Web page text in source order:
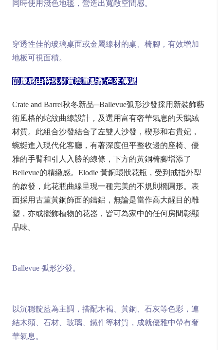
同時使用淺色地毯，營造出寬敞空間感。
穿透性佳的玻璃桌面或金屬線材的桌、椅腳，有效增加
地板可視面積。
節慶感由特殊材質與重點配色來傳遞
Crate and Barrel秋冬新品─Ballevue弧形沙發採用新裝飾藝
術風格的蛇紋曲線設計，及選用富有奢華氣息的天鵝絨
材質。此組合沙發結合了左雙人沙發，楔形和右貴妃，
蜿蜒進入現代化客廳，有著深度但平整收邊的座椅、優
雅的手臂和引人入勝的線條，下方的黃銅椅腳增添了
Bellevue的精緻感。Elodie 黃銅環狀花瓶，受到戒指外型
的啟發，此花瓶曲線呈現一種完美的不規則橢圓形。表
面採用古董黃銅飾面的鑄鋁，無論是當作高大醒目的雕
塑，亦或擺飾植物的花器，皆可為家中的任何房間彰顯
品味。
Ballevue 弧形沙發。
以沉穩靛藍為主調，搭配木褐、黃銅、石灰等色彩，連
結木頭、石材、玻璃、鐵件等材質，成就優雅中帶有奢
華氣息。